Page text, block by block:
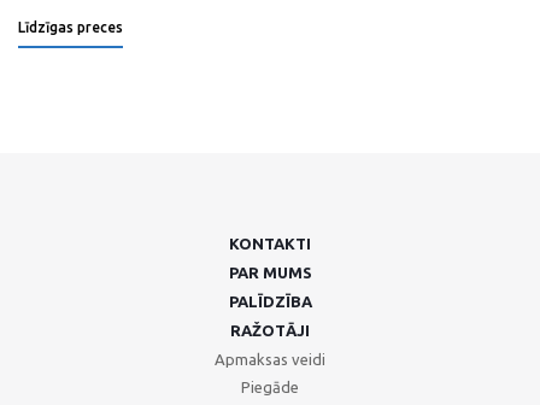
Līdzīgas preces
KONTAKTI
PAR MUMS
PALĪDZĪBA
RAŽOTĀJI
Apmaksas veidi
Piegāde